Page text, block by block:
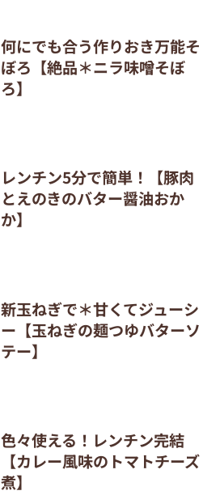
何にでも合う作りおき万能そ
ぼろ【絶品＊ニラ味噌そぼ
ろ】
レンチン5分で簡単！【豚肉
とえのきのバター醤油おか
か】
新玉ねぎで＊甘くてジューシ
ー【玉ねぎの麺つゆバターソ
テー】
色々使える！レンチン完結
【カレー風味のトマトチーズ
煮】